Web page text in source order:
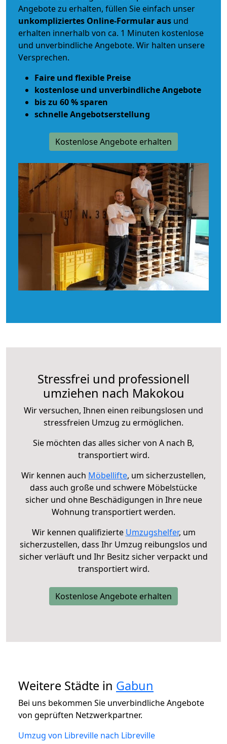
Angebote zu erhalten, füllen Sie einfach unser
unkompliziertes Online-Formular aus und
erhalten innerhalb von ca. 1 Minuten kostenlose
und unverbindliche Angebote. Wir halten unsere
Versprechen.
Faire und flexible Preise
kostenlose und unverbindliche Angebote
bis zu 60 % sparen
schnelle Angebotserstellung
Kostenlose Angebote erhalten
Stressfrei und professionell
umziehen nach Makokou
Wir versuchen, Ihnen einen reibungslosen und
stressfreien Umzug zu ermöglichen.
Sie möchten das alles sicher von A nach B,
transportiert wird.
Wir kennen auch Möbellifte, um sicherzustellen,
dass auch große und schwere Möbelstücke
sicher und ohne Beschädigungen in Ihre neue
Wohnung transportiert werden.
Wir kennen qualifizierte Umzugshelfer, um
sicherzustellen, dass Ihr Umzug reibungslos und
sicher verläuft und Ihr Besitz sicher verpackt und
transportiert wird.
Kostenlose Angebote erhalten
Weitere Städte in Gabun
Bei uns bekommen Sie unverbindliche Angebote
von geprüften Netzwerkpartner.
Umzug von Libreville nach Libreville